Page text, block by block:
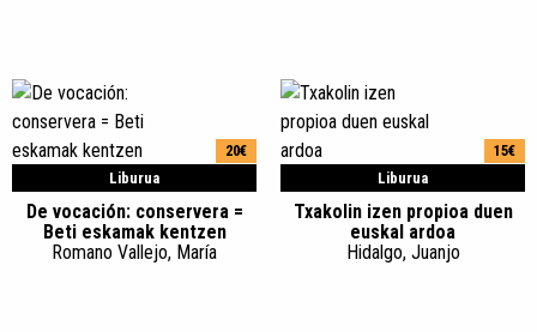
Liburua
20€
De vocación: conservera =
Beti eskamak kentzen
Romano Vallejo, María
Liburua
15€
Txakolin izen propioa duen
euskal ardoa
Hidalgo, Juanjo